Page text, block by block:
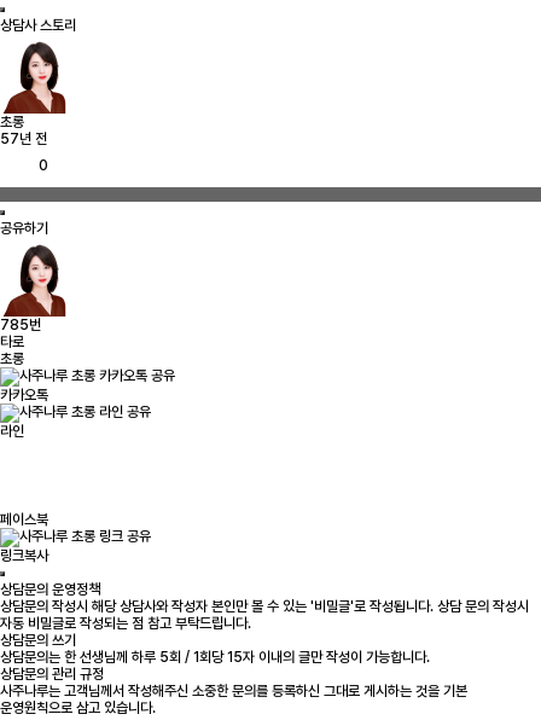
상담사 스토리
초롱
57년 전
0
공유하기
785번
타로
초롱
카카오톡
라인
페이스북
링크복사
상담문의 운영정책
상담문의 작성시 해당 상담사와 작성자 본인만 볼 수 있는 '비밀글'로 작성됩니다. 상담 문의 작성시
자동 비밀글로 작성되는 점 참고 부탁드립니다.
상담문의 쓰기
상담문의는 한 선생님께 하루 5회 / 1회당 15자 이내의 글만 작성이 가능합니다.
상담문의 관리 규정
사주나루는 고객님께서 작성해주신 소중한 문의를 등록하신 그대로 게시하는 것을 기본
운영원칙으로 삼고 있습니다.